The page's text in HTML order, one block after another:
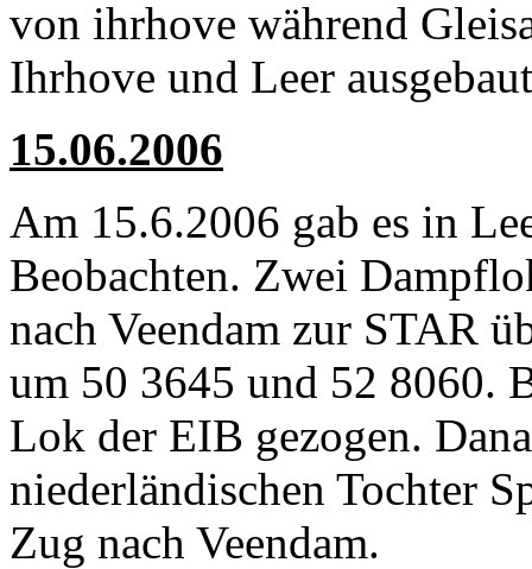
von ihrhove während
Ihrhove und Leer
15.06.2006
Am 15.6.2006 gab es in
Beobachten. Zwei
nach Veendam zur STAR
um 50 3645 und 52 8060.
Lok der EIB gezogen.
niederländischen Tochter
Zug nach Veendam.